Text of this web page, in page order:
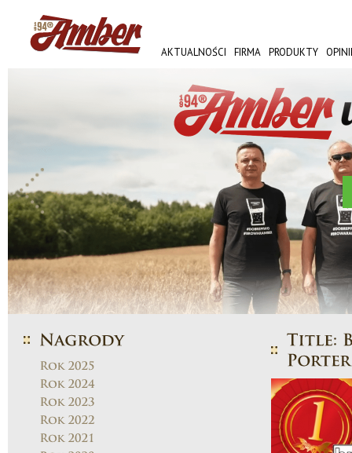
AKTUALNOŚCI FIRMA PRODUKTY
AMBER FEST